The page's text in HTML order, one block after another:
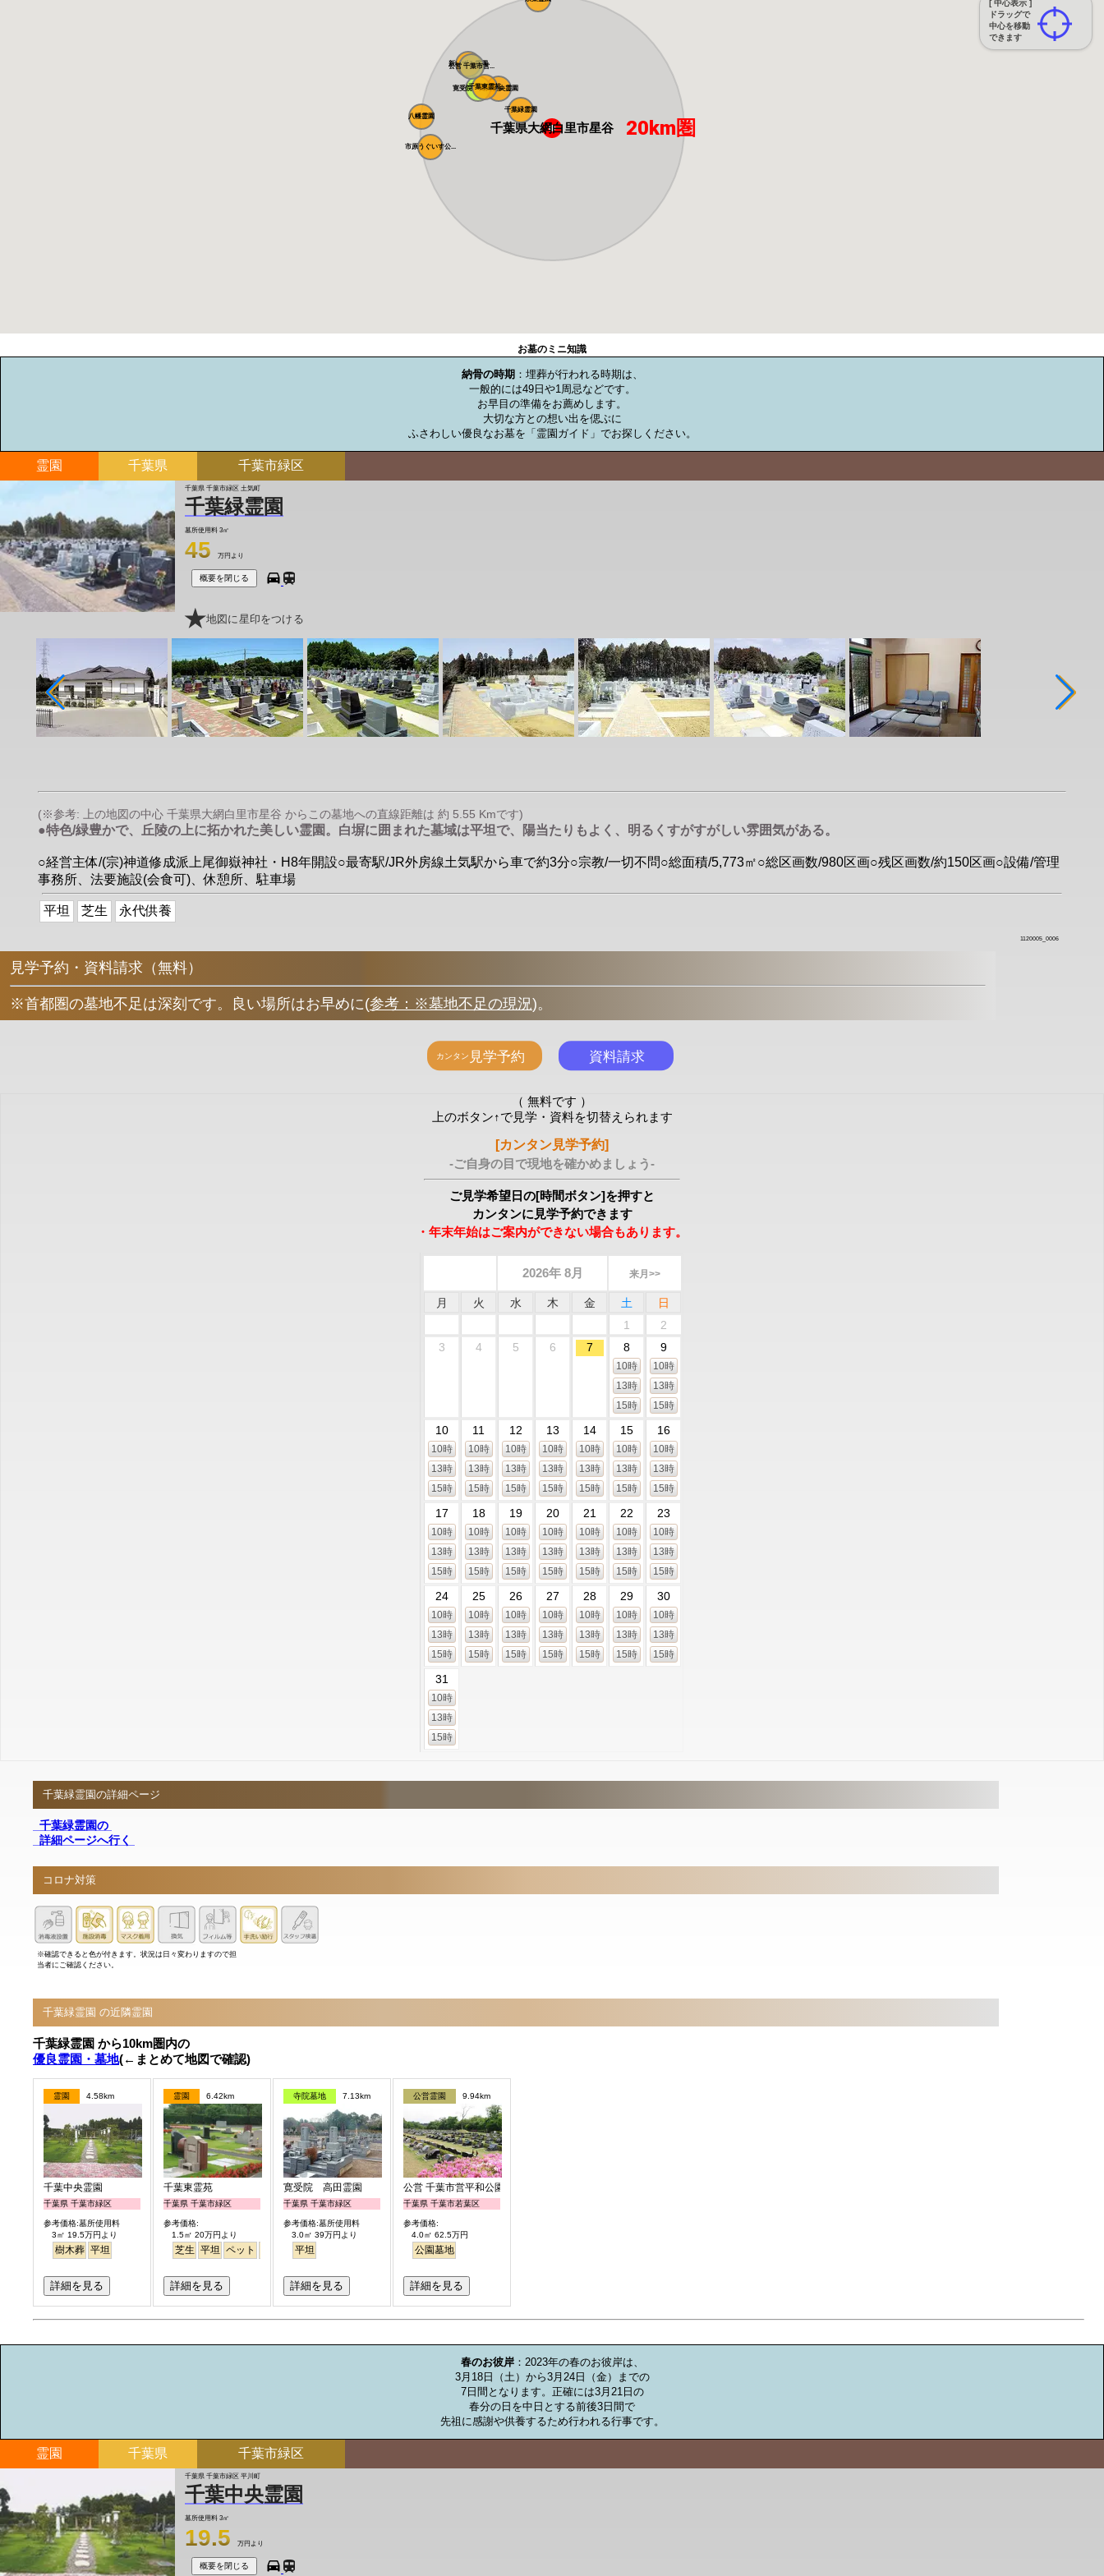
[ 中心表示 ]
ドラッグで
中心を移動
できます
千葉緑霊園
千葉中央霊園
新いずみ霊園
八幡霊園
寛受院 高田霊...
千葉東霊苑
市原うぐいす公...
公営 千葉市営...
千葉県大網白里市星谷 20km圏
お墓のミニ知識
納骨の時期：埋葬が行われる時期は、
一般的には49日や1周忌などです。
お早目の準備をお薦めします。
大切な方との想い出を偲ぶに
ふさわしい優良なお墓を「霊園ガイド」でお探しください。
霊園 千葉県 千葉市緑区
千葉県 千葉市緑区 土気町
千葉緑霊園
墓所使用料 3㎡
45 万円より
概要を閉じる
地図に星印をつける
(※参考: 上の地図の中心 千葉県大網白里市星谷 からこの墓地への直線距離は 約 5.55 Kmです)
●特色/緑豊かで、丘陵の上に拓かれた美しい霊園。白塀に囲まれた墓域は平坦で、陽当たりもよく、明るくすがすがしい雰囲気がある。
○経営主体/(宗)神道修成派上尾御嶽神社・H8年開設○最寄駅/JR外房線土気駅から車で約3分○宗教/一切不問○総面積/5,773㎡○総区画数/980区画○残区画数/約150区画○設備/管理
事務所、法要施設(会食可)、休憩所、駐車場
平坦 芝生 永代供養
1120005_0006
見学予約・資料請求（無料）
※首都圏の墓地不足は深刻です。良い場所はお早めに(参考：※墓地不足の現況)。
（ 無料です ）
上のボタン↑で見学・資料を切替えられます
[カンタン見学予約]
-ご自身の目で現地を確かめましょう-
ご見学希望日の[時間ボタン]を押すと
カンタンに見学予約できます
・年末年始はご案内ができない場合もあります。
2026年 8月 来月>>
月 火 水 木 金 土
日
1
2
3
4 5 6 7 8
10時
13時
15時
9
10時
13時
15時
10
10時
13時
15時
11
10時
13時
15時
12
10時
13時
15時
13
10時
13時
15時
14
10時
13時
15時
15
10時
13時
15時
16
10時
13時
15時
17
10時
13時
15時
18
10時
13時
15時
19
10時
13時
15時
20
10時
13時
15時
21
10時
13時
15時
22
10時
13時
15時
23
10時
13時
15時
24
10時
13時
15時
25
10時
13時
15時
26
10時
13時
15時
27
10時
13時
15時
28
10時
13時
15時
29
10時
13時
15時
30
10時
13時
15時
31
10時
13時
15時
千葉緑霊園の詳細ページ
千葉緑霊園の
詳細ページへ行く
コロナ対策
※確認できると色が付きます。状況は日々変わりますので担
当者にご確認ください。
千葉緑霊園 の近隣霊園
千葉緑霊園 から10km圏内の
優良霊園・墓地(←まとめて地図で確認)
霊園 4.58km
千葉中央霊園
千葉県 千葉市緑区
参考価格:墓所使用料
3㎡ 19.5万円より
樹木葬 平坦
詳細を見る
霊園 6.42km
千葉東霊苑
千葉県 千葉市緑区
参考価格:
1.5㎡ 20万円より
芝生 平坦 ペット バリアフリー
詳細を見る
寺院墓地 7.13km
寛受院 高田霊園
千葉県 千葉市緑区
参考価格:墓所使用料
3.0㎡ 39万円より
平坦
詳細を見る
公営霊園 9.94km
公営 千葉市営平和公園
千葉県 千葉市若葉区
参考価格:
4.0㎡ 62.5万円
公園墓地
詳細を見る
春のお彼岸：2023年の春のお彼岸は、
3月18日（土）から3月24日（金）までの
7日間となります。正確には3月21日の
春分の日を中日とする前後3日間で
先祖に感謝や供養するため行われる行事です。
霊園 千葉県 千葉市緑区
千葉県 千葉市緑区 平川町
千葉中央霊園
墓所使用料 3㎡
19.5 万円より
概要を閉じる